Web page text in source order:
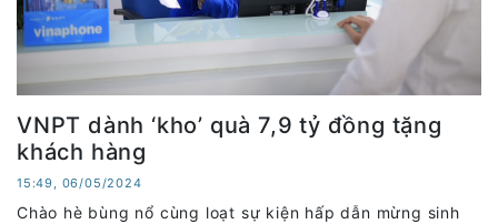
VNPT dành ‘kho’ quà 7,9 tỷ đồng tặng
khách hàng
15:49, 06/05/2024
Chào hè bùng nổ cùng loạt sự kiện hấp dẫn mừng sinh